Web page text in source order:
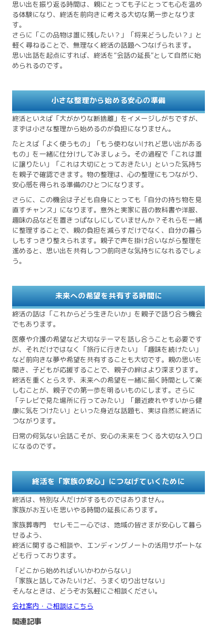
思い出を振り返る時間は、親にとっても子にとっても心を温め
る体験になり、終活を前向きに考える大切な第一歩となりま
す。
さらに「この品物は誰に残したい？」「将来どうしたい？」と
軽く尋ねることで、無理なく終活の話題へつなげられます。
思い出話を起点にすれば、終活を“会話の延長”として自然に始
められるのです。
小さな整理から始める安心の準備
終活といえば「大がかりな断捨離」をイメージしがちですが、
まずは小さな整理から始めるのが負担になりません。
たとえば「よく使うもの」「もう使わないけれど思い出がある
もの」を一緒に仕分けしてみましょう。その過程で「これは誰
に譲りたい」「これは大切にとっておきたい」といった気持ち
を親子で確認できます。物の整理は、心の整理にもつながり、
安心感を得られる準備のひとつになります。
さらに、この機会は子ども自身にとっても「自分の持ち物を見
直すチャンス」になります。意外と実家に昔の教科書や洋服、
趣味の品などを置きっぱなしにしていませんか？それらを一緒
に整理することで、親の負担を減らすだけでなく、自分の暮ら
しもすっきり整えられます。親子で声を掛け合いながら整理を
進めると、思い出を共有しつつ前向きな気持ちになれるでしょ
う。
未来への希望を共有する時間に
終活の話は「これからどう生きたいか」を親子で語り合う機会
でもあります。
医療や介護の希望など大切なテーマを話し合うことも必要です
が、それだけではなく「旅行に行きたい」「趣味を続けたい」
など前向きな夢や希望を共有することも大切です。親の思いを
聞き、子どもが応援することで、親子の絆はより深まります。
終活を重くとらえず、未来への希望を一緒に描く時間として楽
しむことが、親子での第一歩を明るいものにします。さらに
「テレビで見た場所に行ってみたい」「最近疲れやすいから健
康に気をつけたい」といった身近な話題も、実は自然に終活に
つながります。
日常の何気ない会話こそが、安心の未来をつくる大切な入り口
になるのです。
終活を「家族の安心」につなげていくために
終活は、特別な人だけがするものではありません。
家族がお互いを思いやる時間の延長にあります。
家族葬専門 セレモニー心では、地域の皆さまが安心して暮ら
せるよう、
終活に関するご相談や、エンディングノートの活用サポートな
ども行っております。
「どこから始めればいいかわからない」
「家族と話してみたいけど、うまく切り出せない」
そんなときは、どうぞお気軽にご相談ください。
会社案内・ご相談はこちら
関連記事